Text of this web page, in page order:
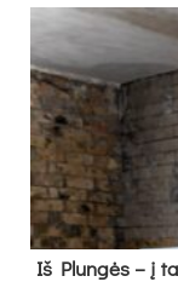
Iš Plungės – į